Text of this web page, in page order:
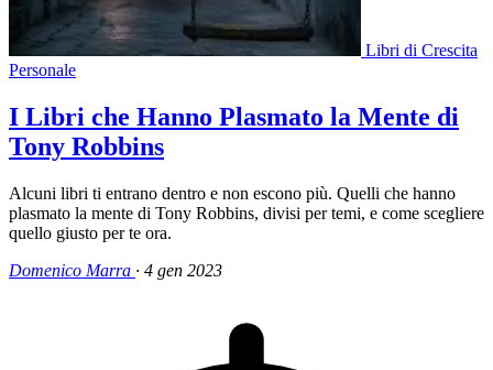
Libri di Crescita
Personale
I Libri che Hanno Plasmato la Mente di
Tony Robbins
Alcuni libri ti entrano dentro e non escono più. Quelli che hanno
plasmato la mente di Tony Robbins, divisi per temi, e come scegliere
quello giusto per te ora.
Domenico Marra · 4 gen 2023